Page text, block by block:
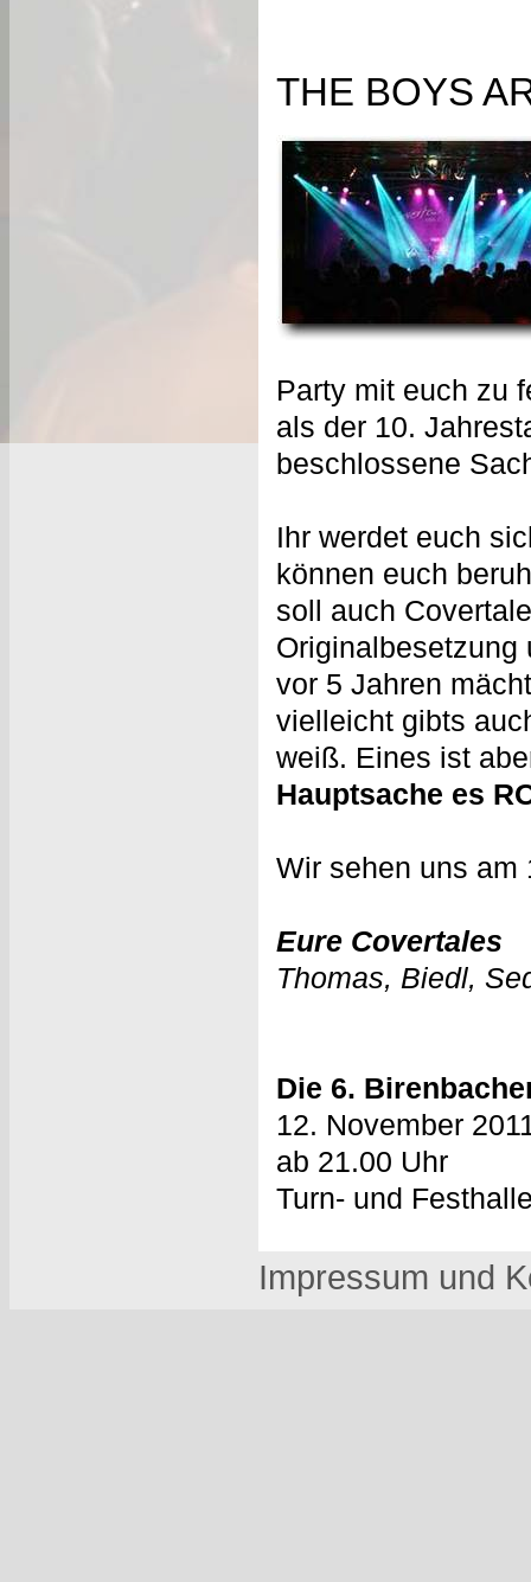
THE BOYS
Party mit euch zu
als der 10.
beschlossene
Ihr werdet euch
können euch
soll auch
Originalbesetzung
vor 5 Jahren
vielleicht gibts
weiß. Eines ist
Hauptsache es
Wir sehen uns am
Eure Covertales
Thomas, Biedl,
Die 6.
12. November
ab 21.00 Uhr
Turn- und
Impressum und